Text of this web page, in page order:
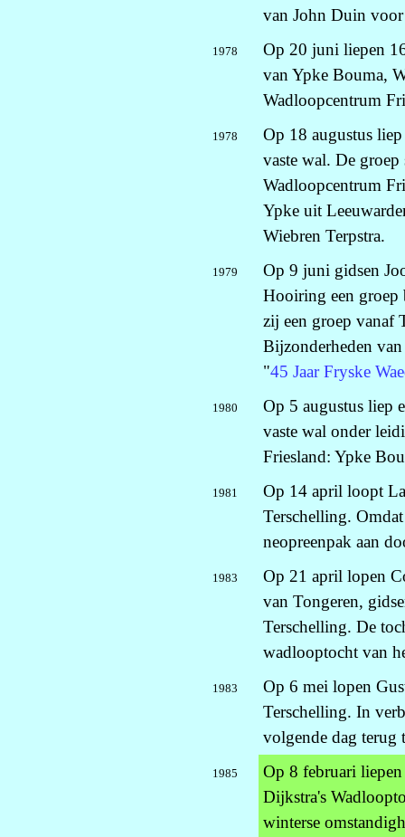
van John Duin voor
1978
Op 20 juni liepen
van Ypke Bouma,
Wadloopcentrum
1978
Op 18 augustus
vaste wal. De
Wadloopcentrum
Ypke uit
Wiebren Terpstra.
1979
Op 9 juni gidsen
Hooiring een groep
zij een groep vanaf
Bijzonderheden
"45 Jaar Fryske
1980
Op 5 augustus liep
vaste wal onder
Friesland: Ypke
1981
Op 14 april loopt
Terschelling.
neopreenpak aan
1983
Op 21 april lopen
van Tongeren,
Terschelling. De
wadlooptocht van
1983
Op 6 mei lopen
Terschelling. In
volgende dag terug
1985
Op 8 februari
Dijkstra's
winterse